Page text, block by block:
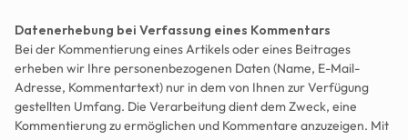
Datenerhebung bei Verfassung eines Kommentars
Bei der Kommentierung eines Artikels oder eines Beitrages
erheben wir Ihre personenbezogenen Daten (Name, E-Mail-
Adresse, Kommentartext) nur in dem von Ihnen zur Verfügung
gestellten Umfang. Die Verarbeitung dient dem Zweck, eine
Kommentierung zu ermöglichen und Kommentare anzuzeigen. Mit